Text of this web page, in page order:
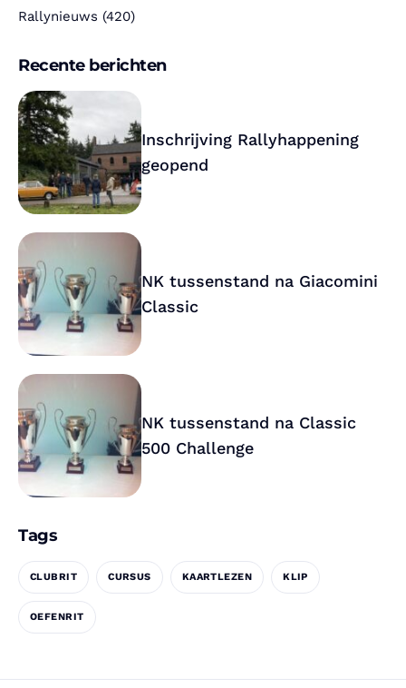
Rallynieuws (420)
Recente berichten
Inschrijving Rallyhappening
geopend
NK tussenstand na Giacomini
Classic
NK tussenstand na Classic
500 Challenge
Tags
CLUBRIT CURSUS KAARTLEZEN KLIP
OEFENRIT